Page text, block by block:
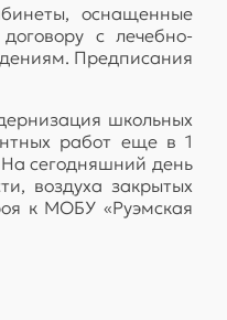
оснащенные
с лечебно-
Предписания
школьных
работ еще в 1
сегодняшний день
воздуха закрытых
к МОБУ «Руэмская